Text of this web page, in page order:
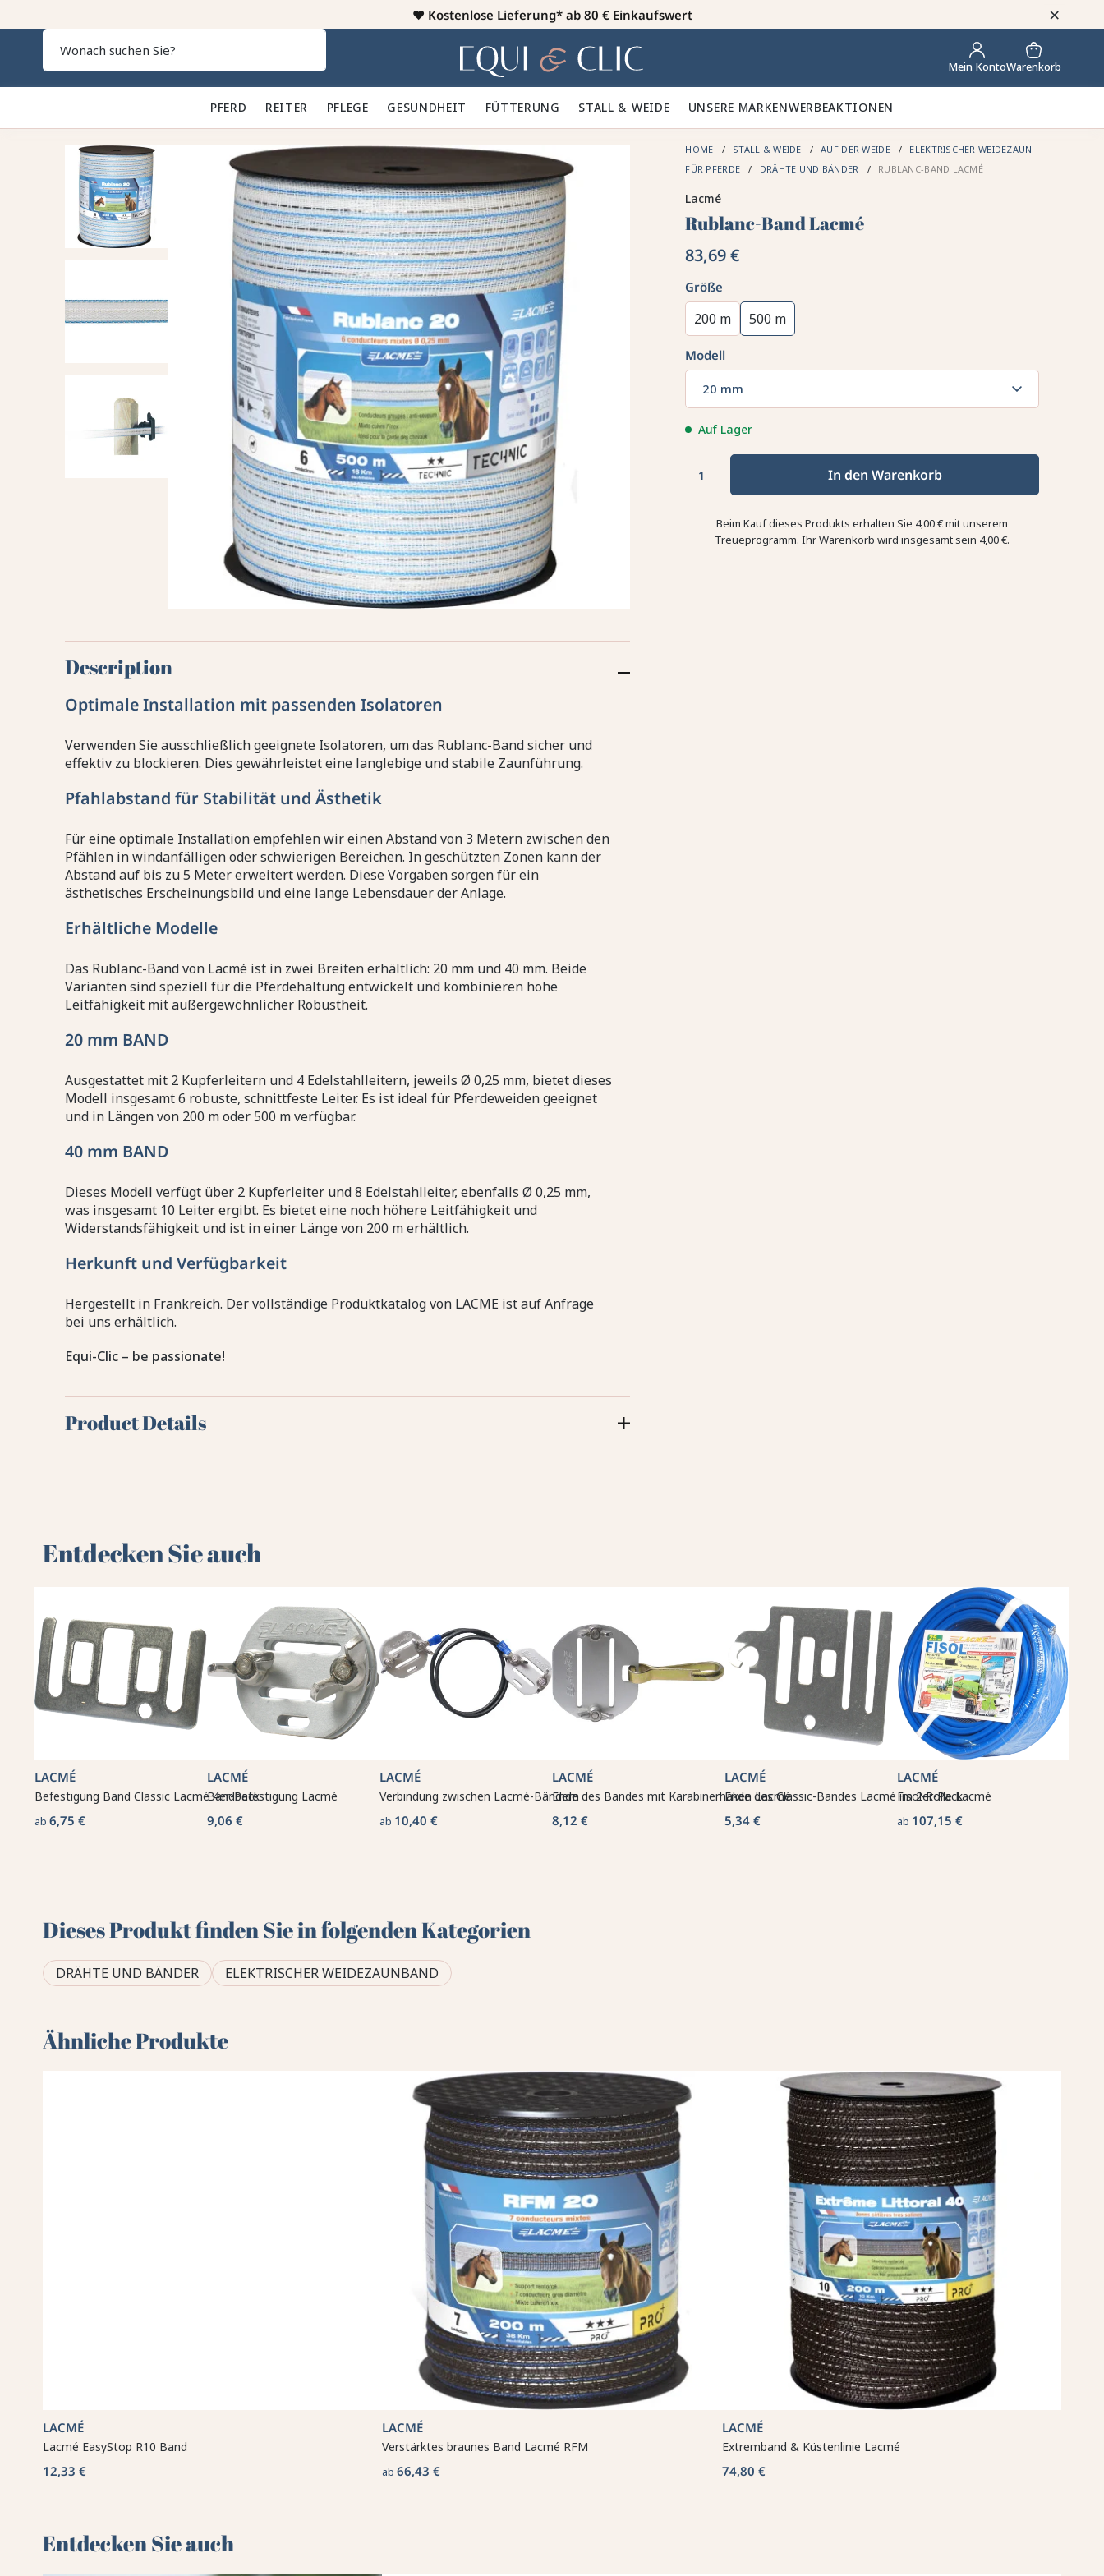
♥️ Kostenlose Lieferung* ab 80 € Einkaufswert ×
Heim Mein KontoWarenkorb
PFERD 🐎 REITER 👕 PFLEGE 🪮 GESUNDHEIT ✨ FÜTTERUNG 🥕 STALL & WEIDE 🍃 UNSERE MARKENWERBEAKTIONEN
HOME STALL & WEIDE AUF DER WEIDE
ELEKTRISCHER WEIDEZAUN
FÜR PFERDE
DRÄHTE UND BÄNDER RUBLANC-BAND LACMÉ
Lacmé
Rublanc-Band Lacmé
83,69 €
Größe
200 m 500 m
Modell
20 mm
Auf Lager
In den Warenkorb
Beim Kauf dieses Produkts erhalten Sie 4,00 €mit unserem
Treueprogramm. Ihr Warenkorb wird insgesamt sein 4,00 €.
Description
Optimale Installation mit passenden Isolatoren
Verwenden Sie ausschließlich geeignete Isolatoren, um das Rublanc-Band sicher und
effektiv zu blockieren. Dies gewährleistet eine langlebige und stabile Zaunführung.
Pfahlabstand für Stabilität und Ästhetik
Für eine optimale Installation empfehlen wir einen Abstand von 3 Metern zwischen den
Pfählen in windanfälligen oder schwierigen Bereichen. In geschützten Zonen kann der
Abstand auf bis zu 5 Meter erweitert werden. Diese Vorgaben sorgen für ein
ästhetisches Erscheinungsbild und eine lange Lebensdauer der Anlage.
Erhältliche Modelle
Das Rublanc-Band von Lacmé ist in zwei Breiten erhältlich: 20 mm und 40 mm. Beide
Varianten sind speziell für die Pferdehaltung entwickelt und kombinieren hohe
Leitfähigkeit mit außergewöhnlicher Robustheit.
20 mm BAND
Ausgestattet mit 2 Kupferleitern und 4 Edelstahlleitern, jeweils Ø 0,25 mm, bietet dieses
Modell insgesamt 6 robuste, schnittfeste Leiter. Es ist ideal für Pferdeweiden geeignet
und in Längen von 200 m oder 500 m verfügbar.
40 mm BAND
Dieses Modell verfügt über 2 Kupferleiter und 8 Edelstahlleiter, ebenfalls Ø 0,25 mm,
was insgesamt 10 Leiter ergibt. Es bietet eine noch höhere Leitfähigkeit und
Widerstandsfähigkeit und ist in einer Länge von 200 m erhältlich.
Herkunft und Verfügbarkeit
Hergestellt in Frankreich. Der vollständige Produktkatalog von LACME ist auf Anfrage
bei uns erhältlich.
Equi-Clic – be passionate!
Product Details
Entdecken Sie auch
LACMÉ
Befestigung Band Classic Lacmé 4er-Pack
ab6,75 €
LACMÉ
Bandbefestigung Lacmé
9,06 €
LACMÉ
Verbindung zwischen Lacmé-Bändern
ab 10,40 €
LACMÉ
Ende des Bandes mit Karabinerhaken Lacmé
8,12 €
LACMÉ
Ende des Classic-Bandes Lacmé im 2er-Pack
5,34 €
LACMÉ
Fisol-Rolle Lacmé
ab 107,15 €
Dieses Produkt finden Sie in folgenden Kategorien
DRÄHTE UND BÄNDER ELEKTRISCHER WEIDEZAUNBAND
Ähnliche Produkte
LACMÉ
Lacmé EasyStop R10 Band
12,33 €
LACMÉ
Verstärktes braunes Band Lacmé RFM
ab66,43 €
LACMÉ
Extremband & Küstenlinie Lacmé
74,80 €
Entdecken Sie auch 🌻